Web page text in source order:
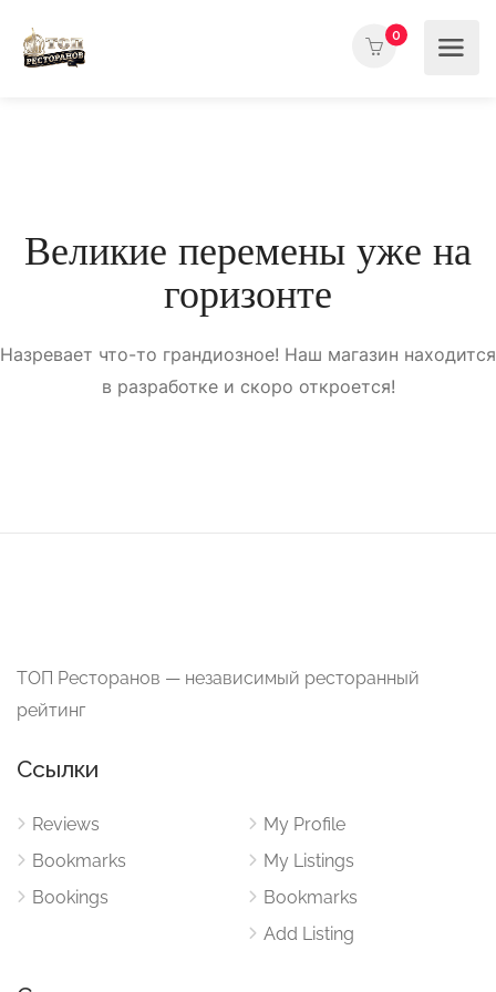
0
Великие перемены уже на
горизонте
Назревает что-то грандиозное! Наш магазин находится
в разработке и скоро откроется!
ТОП Ресторанов — независимый ресторанный
рейтинг
Ссылки
Reviews
Bookmarks
Bookings
My Profile
My Listings
Bookmarks
Add Listing